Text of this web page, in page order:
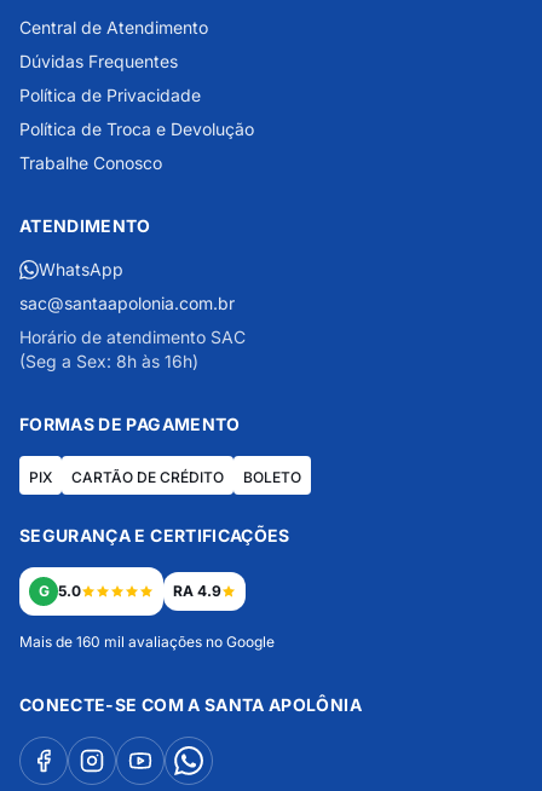
Central de Atendimento
Dúvidas Frequentes
Política de Privacidade
Política de Troca e Devolução
Trabalhe Conosco
ATENDIMENTO
WhatsApp
sac@santaapolonia.com.br
Horário de atendimento SAC
(Seg a Sex: 8h às 16h)
FORMAS DE PAGAMENTO
PIX CARTÃO DE CRÉDITO BOLETO
SEGURANÇA E CERTIFICAÇÕES
G 5.0 RA 4.9
Mais de 160 mil avaliações no Google
CONECTE-SE COM A SANTA APOLÔNIA